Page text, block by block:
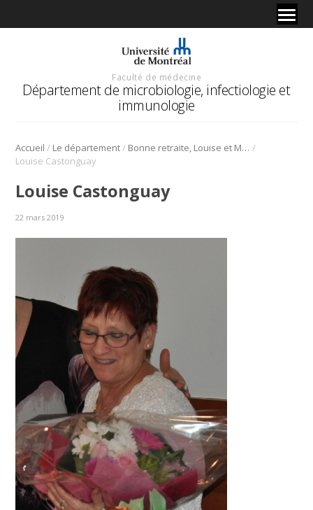
Faculté de médecine
Département de microbiologie, infectiologie et
immunologie
Accueil / Le département/ Bonne retraite, Louise et Mario! /
Louise Castonguay
Louise Castonguay
22 mars 2019